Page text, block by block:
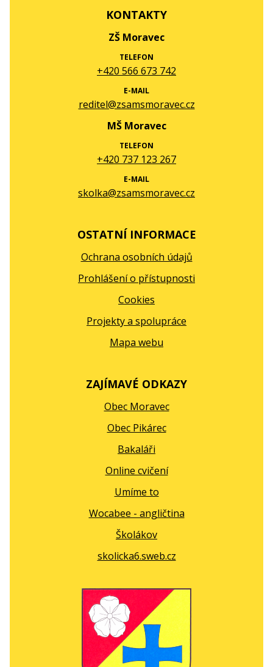
KONTAKTY
ZŠ Moravec
TELEFON
+420 566 673 742
E-MAIL
reditel@zsamsmoravec.cz
MŠ Moravec
TELEFON
+420 737 123 267
E-MAIL
skolka@zsamsmoravec.cz
OSTATNÍ INFORMACE
Ochrana osobních údajů
Prohlášení o přístupnosti
Cookies
Projekty a spolupráce
Mapa webu
ZAJÍMAVÉ ODKAZY
Obec Moravec
Obec Pikárec
Bakaláři
Online cvičení
Umíme to
Wocabee - angličtina
Školákov
skolicka6.sweb.cz